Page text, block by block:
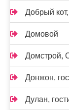
Добрый
Домовой
Домстрой,
Донжон,
Дулан,